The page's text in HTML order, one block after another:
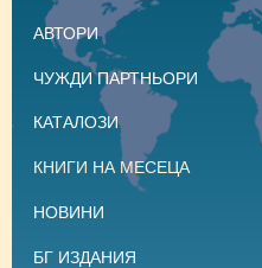
АВТОРИ
ЧУЖДИ ПАРТНЬОРИ
КАТАЛОЗИ
КНИГИ НА МЕСЕЦА
НОВИНИ
БГ ИЗДАНИЯ